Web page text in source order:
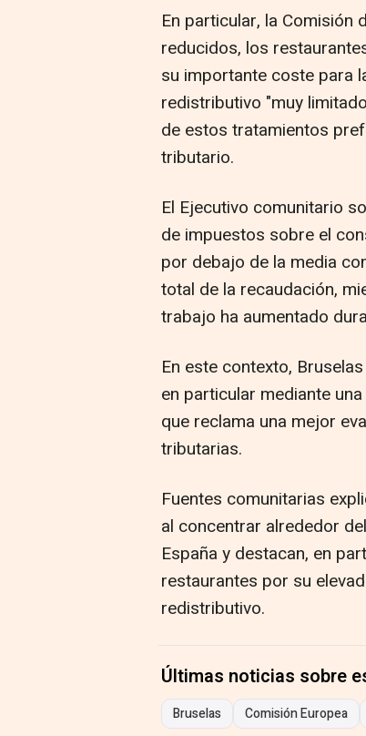
En particular, la
reducidos, los
su importante coste para
redistributivo "muy
de estos tratamientos
tributario.
El Ejecutivo comunitario
de impuestos sobre el
por debajo de la media
total de la recaudación,
trabajo ha aumentado
En este contexto,
en particular mediante
que reclama una mejor
tributarias.
Fuentes comunitarias
al concentrar alrededor
España y destacan, en
restaurantes por su
redistributivo.
Últimas noticias sobre
Bruselas Comisión Europea